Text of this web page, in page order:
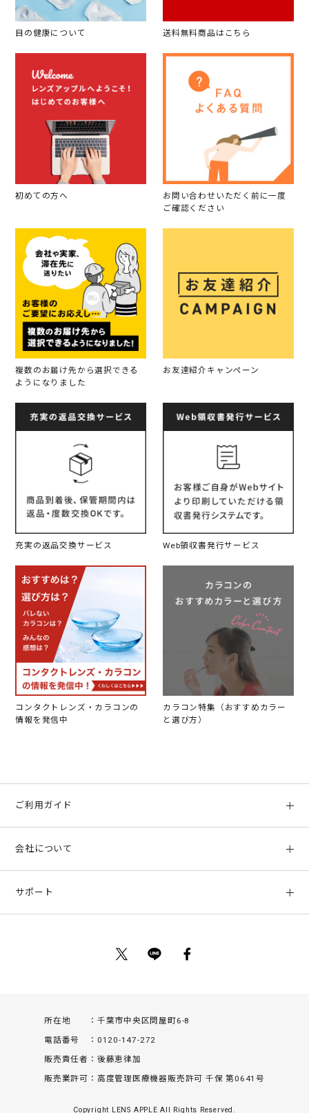
目の健康について 送料無料商品はこちら
初めての方へ
お問い合わせいただく前に一度
ご確認ください
複数のお届け先から選択できる
ようになりました
お友達紹介キャンペーン
充実の返品交換サービス Web領収書発行サービス
コンタクトレンズ・カラコンの
情報を発信中
カラコン特集（おすすめカラー
と選び方）
ご利用ガイド
お支払い方法、配送について
返品について
会社について
サポート
所在地
千葉市中央区問屋町6-8
電話番号
0120-147-272
販売責任者
後藤恵律加
販売業許可
高度管理医療機器販売許可 千保 第0641号
Copyright LENS APPLE All Rights Reserved.